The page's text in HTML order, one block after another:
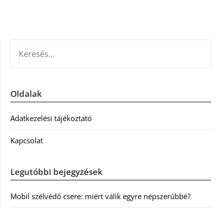
Oldalak
Adatkezelési tájékoztató
Kapcsolat
Legutóbbi bejegyzések
Mobil szélvédő csere: miért válik egyre népszerűbbé?